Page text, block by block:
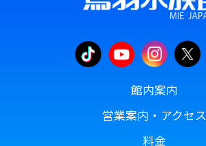
館内案内
営業案内・アクセス
料金